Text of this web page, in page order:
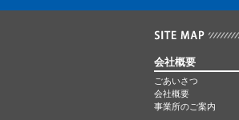
会社概要
ごあいさつ
会社概要
事業所のご案内